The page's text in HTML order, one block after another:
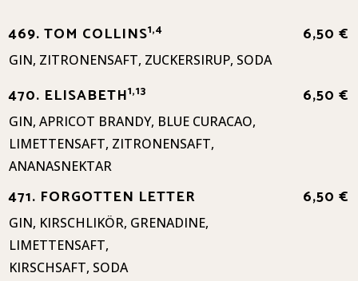
469. TOM COLLINS1,4
GIN, ZITRONENSAFT, ZUCKERSIRUP, SODA
6,50 €
470. ELISABETH1,13
GIN, APRICOT BRANDY, BLUE CURACAO,
LIMETTENSAFT, ZITRONENSAFT,
ANANASNEKTAR
6,50 €
471. FORGOTTEN LETTER
GIN, KIRSCHLIKÖR, GRENADINE,
LIMETTENSAFT,
KIRSCHSAFT, SODA
6,50 €